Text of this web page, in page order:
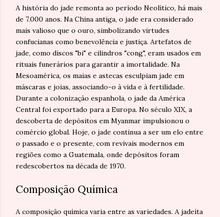
A história do jade remonta ao período Neolítico, há mais
de 7.000 anos. Na China antiga, o jade era considerado
mais valioso que o ouro, simbolizando virtudes
confucianas como benevolência e justiça. Artefatos de
jade, como discos "bi" e cilindros "cong", eram usados em
rituais funerários para garantir a imortalidade. Na
Mesoamérica, os maias e astecas esculpiam jade em
máscaras e joias, associando-o à vida e à fertilidade.
Durante a colonização espanhola, o jade da América
Central foi exportado para a Europa. No século XIX, a
descoberta de depósitos em Myanmar impulsionou o
comércio global. Hoje, o jade continua a ser um elo entre
o passado e o presente, com revivais modernos em
regiões como a Guatemala, onde depósitos foram
redescobertos na década de 1970.
Composição Química
A composição química varia entre as variedades. A jadeíta